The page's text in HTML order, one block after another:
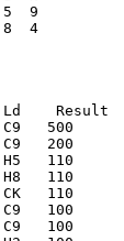
5  9
8  4
Result
C9   500
C9   200
H5   110
H8   110
110
100
100